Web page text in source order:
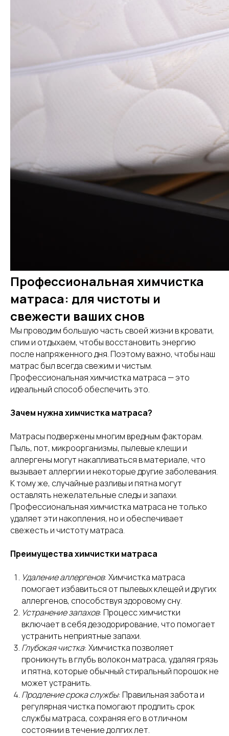
Профессиональная химчистка
матраса: для чистоты и
свежести ваших снов
Мы проводим большую часть своей жизни в кровати,
спим и отдыхаем, чтобы восстановить энергию
после напряженного дня. Поэтому важно, чтобы наш
матрас был всегда свежим и чистым.
Профессиональная химчистка матраса — это
идеальный способ обеспечить это.
Зачем нужна химчистка матраса?
Матрасы подвержены многим вредным факторам.
Пыль, пот, микроорганизмы, пылевые клещи и
аллергены могут накапливаться в материале, что
вызывает аллергии и некоторые другие заболевания.
К тому же, случайные разливы и пятна могут
оставлять нежелательные следы и запахи.
Профессиональная химчистка матраса не только
удаляет эти накопления, но и обеспечивает
свежесть и чистоту матраса.
Преимущества химчистки матраса
Удаление аллергенов: Химчистка матраса
помогает избавиться от пылевых клещей и других
аллергенов, способствуя здоровому сну.
Устранение запахов: Процесс химчистки
включает в себя дезодорирование, что помогает
устранить неприятные запахи.
Глубокая чистка: Химчистка позволяет
проникнуть в глубь волокон матраса, удаляя грязь
и пятна, которые обычный стиральный порошок не
может устранить.
Продление срока службы: Правильная забота и
регулярная чистка помогают продлить срок
службы матраса, сохраняя его в отличном
состоянии в течение долгих лет.